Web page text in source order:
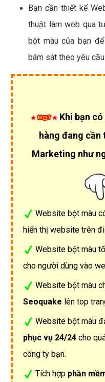
Bạn cần thiết kế
thuật làm web qua
bột màu của bạn
bám sát theo yêu
Khi bạn
hàng đang
Marketing như
Website bột màu
hiển thị website trên
Website bột màu
cho người dùng vào
Website bột màu
Seoquake lên top
Website bột màu
phục vụ 24/24 cho
công ty bạn.
Tích hợp phần